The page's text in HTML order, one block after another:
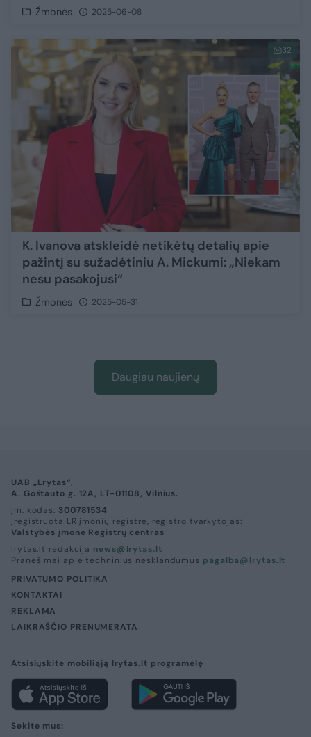
Žmonės 2025-06-08
32
K. Ivanova atskleidė netikėtų detalių apie
pažintį su sužadėtiniu A. Mickumi: „Niekam
nesu pasakojusi“
Žmonės 2025-05-31
Daugiau naujienų
UAB „Lrytas“,
A. Goštauto g. 12A, LT-01108, Vilnius.
Įm. kodas: 300781534
Įregistruota LR įmonių registre, registro tvarkytojas:
Valstybės įmonė Registrų centras
lrytas.lt redakcija news@lrytas.lt
Pranešimai apie techninius nesklandumus pagalba@lrytas.lt
PRIVATUMO POLITIKA
KONTAKTAI
REKLAMA
LAIKRAŠČIO PRENUMERATA
Atsisiųskite mobiliąją lrytas.lt programėlę
Sekite mus: